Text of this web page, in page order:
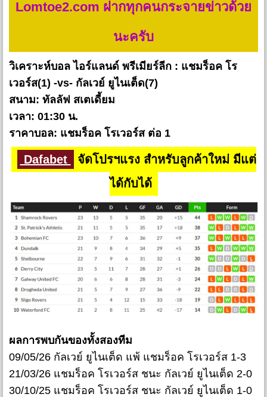
Lomtoe2.com ฝากทุกคนกระจายข่าวด้วย
นะครับ
วิเคราะห์บอล ไอร์แลนด์ พรีเมียร์ลีก : แชมร็อค โร
เวอร์ส(1) -vs- กัลเวย์ ยูไนเต็ด(7)
สนาม: ทัลลัฟ สเตเดี้ยม
เวลา: 01:30 น.
ราคาบอล: แชมร็อค โรเวอร์ส ต่อ 1
Dafabet
จัดโปรฯแรง สำหรับลูกค้าใหม่ มีแต่
ได้กับได้
ผลการพบกันของทั้งสองทีม
09/05/26 กัลเวย์ ยูไนเต็ด แพ้ แชมร็อค โรเวอร์ส 1-3
21/03/26 แชมร็อค โรเวอร์ส ชนะ กัลเวย์ ยูไนเต็ด 2-0
30/10/25 แชมร็อค โรเวอร์ส ชนะ กัลเวย์ ยูไนเต็ด 1-0